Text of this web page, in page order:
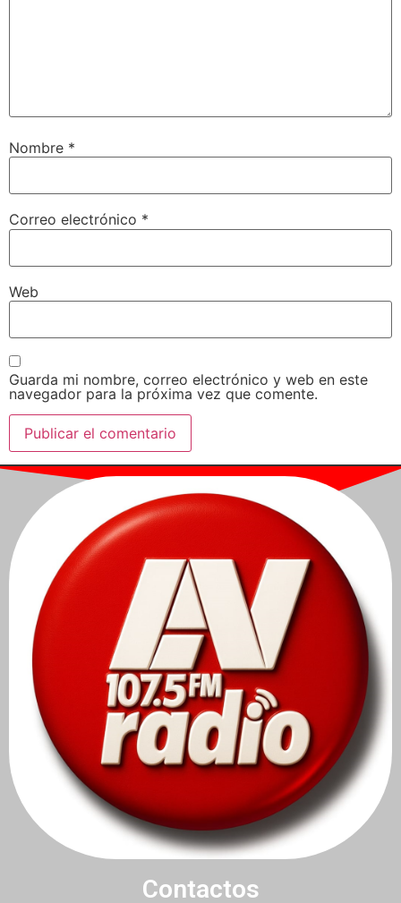
Nombre *
Correo electrónico *
Web
Guarda mi nombre, correo electrónico y web en este
navegador para la próxima vez que comente.
Contactos